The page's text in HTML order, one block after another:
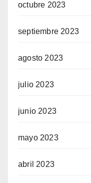
octubre 2023
septiembre 2023
agosto 2023
julio 2023
junio 2023
mayo 2023
abril 2023